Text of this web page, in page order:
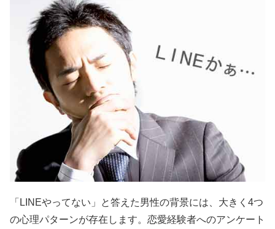
「LINEやってない」と答えた男性の背景には、大きく4つ
の心理パターンが存在します。恋愛経験者へのアンケート